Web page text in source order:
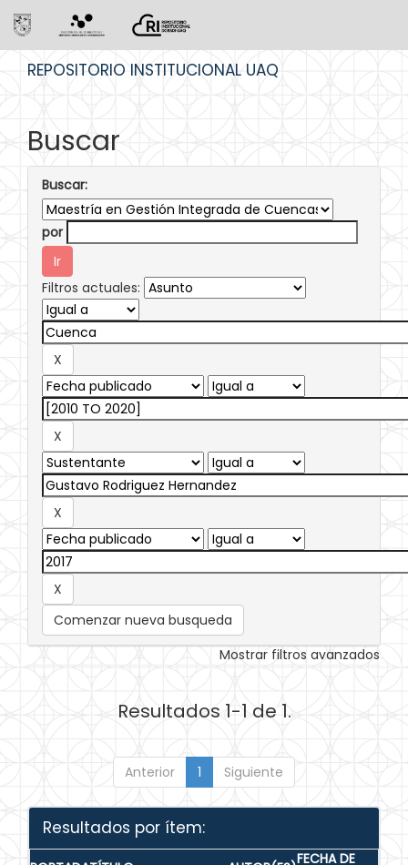
REPOSITORIO INSTITUCIONAL UAQ
Buscar
Buscar:
por
Filtros actuales:
Comenzar nueva busqueda
Mostrar filtros avanzados
Resultados 1-1 de 1.
Anterior 1 Siguiente
Resultados por ítem:
FECHA DE